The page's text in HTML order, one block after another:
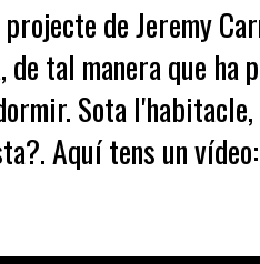
de Jeremy
de tal manera que
Sota
Aquí tens un vídeo: